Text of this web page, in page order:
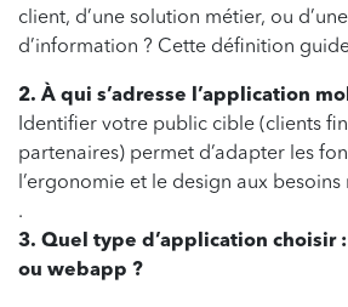
client, d’une solution métier, ou
d’information ? Cette définition
2. À qui s’adresse l’application
Identifier votre public cible (clients
partenaires) permet d’adapter les
l’ergonomie et le design aux
.
3. Quel type d’application choisir
ou webapp ?